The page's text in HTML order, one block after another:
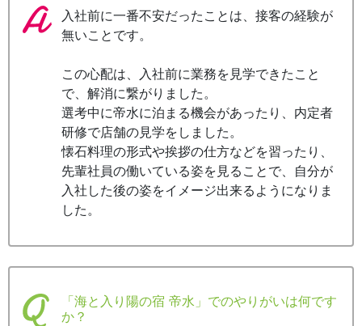
入社前に一番不安だったことは、接客の経験が
無いことです。
この心配は、入社前に業務を見学できたこと
で、解消に繋がりました。
選考中に帝水に泊まる機会があったり、内定者
研修で店舗の見学をしました。
懐石料理の形式や挨拶の仕方などを習ったり、
先輩社員の働いている姿を見ることで、自分が
入社した後の姿をイメージ出来るようになりま
した。
「海と入り陽の宿 帝水」でのやりがいは何です
か？